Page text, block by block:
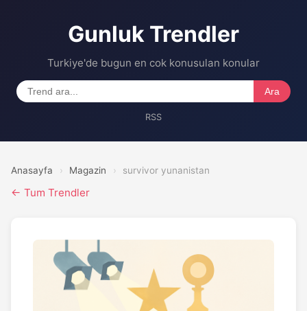
Gunluk Trendler
Turkiye'de bugun en cok konusulan konular
Ara
RSS
Anasayfa › Magazin › survivor yunanistan
← Tum Trendler